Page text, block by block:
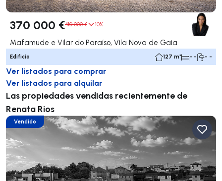
370 000 €410 000 € 10%
Mafamude e Vilar do Paraíso, Vila Nova de Gaia
Edificio 127 m² - - - -
Ver listados para comprar
Ver listados para alquilar
Las propiedades vendidas recientemente de
Renata Rios
Vendido